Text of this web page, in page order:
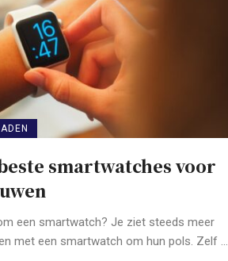
smartwatches voor
een smartwatch? Je ziet steeds meer
met een smartwatch om hun pols. Zelf ...